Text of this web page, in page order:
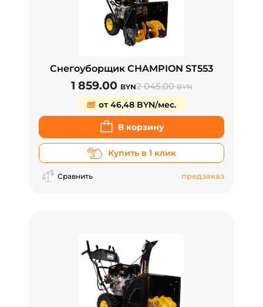
Снегоуборщик CHAMPION ST553
1 859.00 BYN2 045.00BYN
от 46,48 BYN/мес.
В корзину
Купить в 1 клик
Сравнить предзаказ